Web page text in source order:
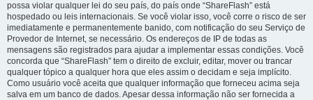
possa violar qualquer lei do seu país, do país onde “ShareFlash” está
hospedado ou leis internacionais. Se você violar isso, você corre o risco de ser
imediatamente e permanentemente banido, com notificação do seu Serviço de
Provedor de Internet, se necessário. Os endereços de IP de todas as
mensagens são registrados para ajudar a implementar essas condições. Você
concorda que “ShareFlash” tem o direito de excluir, editar, mover ou trancar
qualquer tópico a qualquer hora que eles assim o decidam e seja implícito.
Como usuário você aceita que qualquer informação que forneceu acima seja
salva em um banco de dados. Apesar dessa informação não ser fornecida a